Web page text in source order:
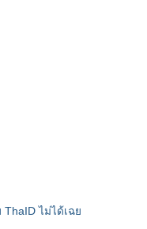
ThaID ไม่ได้เฉย